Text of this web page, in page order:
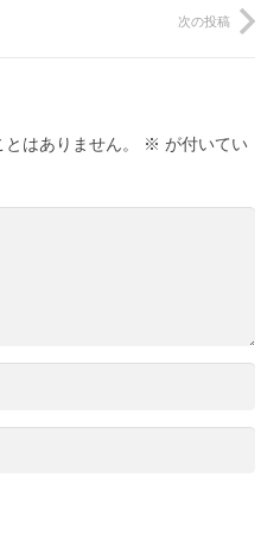
次の投稿
はありません。 ※ が付いてい